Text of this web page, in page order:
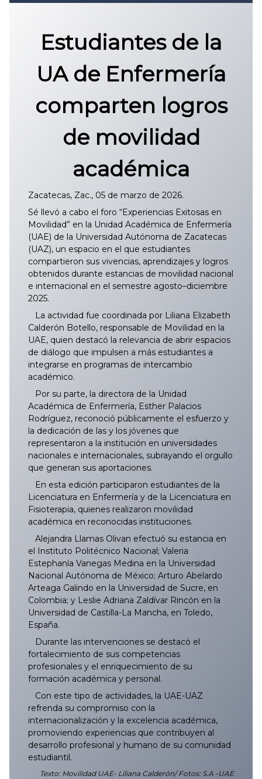
CONVOCATORIA DE INGRESO UAZ
Estudiantes de la
UA de Enfermería
comparten logros
de movilidad
académica
Zacatecas, Zac., 05 de marzo de 2026.
Sé llevó a cabo el foro “Experiencias Exitosas en
Movilidad” en la Unidad Académica de Enfermería
(UAE) de la Universidad Autónoma de Zacatecas
(UAZ), un espacio en el que estudiantes
compartieron sus vivencias, aprendizajes y logros
obtenidos durante estancias de movilidad nacional
e internacional en el semestre agosto–diciembre
2025.
La actividad fue coordinada por Liliana Elizabeth
Calderón Botello, responsable de Movilidad en la
UAE, quien destacó la relevancia de abrir espacios
de diálogo que impulsen a más estudiantes a
integrarse en programas de intercambio
académico.
Por su parte, la directora de la Unidad
Académica de Enfermería, Esther Palacios
Rodríguez, reconoció públicamente el esfuerzo y
la dedicación de las y los jóvenes que
representaron a la institución en universidades
nacionales e internacionales, subrayando el orgullo
que generan sus aportaciones.
En esta edición participaron estudiantes de la
Licenciatura en Enfermería y de la Licenciatura en
Fisioterapia, quienes realizaron movilidad
académica en reconocidas instituciones.
Alejandra Llamas Olivan efectuó su estancia en
el Instituto Politécnico Nacional; Valeria
Estephanía Vanegas Medina en la Universidad
Nacional Autónoma de México; Arturo Abelardo
Arteaga Galindo en la Universidad de Sucre, en
Colombia; y Leslie Adriana Zaldívar Rincón en la
Universidad de Castilla-La Mancha, en Toledo,
España.
Durante las intervenciones se destacó el
fortalecimiento de sus competencias
profesionales y el enriquecimiento de su
formación académica y personal.
Con este tipo de actividades, la UAE-UAZ
refrenda su compromiso con la
internacionalización y la excelencia académica,
promoviendo experiencias que contribuyen al
desarrollo profesional y humano de su comunidad
estudiantil.
Texto: Movilidad UAE- Liliana Calderón/ Fotos: S.A -UAE